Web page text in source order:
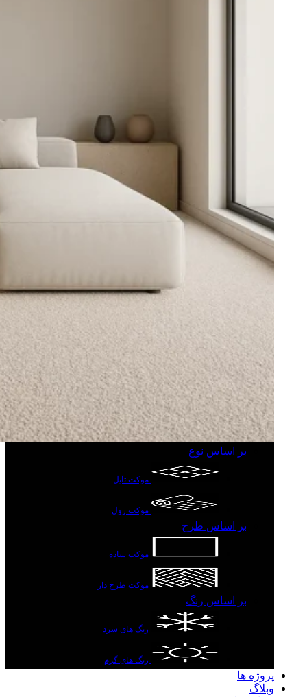
بر اساس نوع
موکت تایل
موکت رول
بر اساس طرح
موکت ساده
موکت طرح دار
بر اساس رنگ
رنگ های سرد
رنگ های گرم
پروژه ها
وبلاگ